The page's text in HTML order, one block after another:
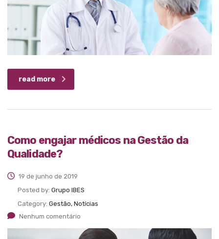
read more
Como engajar médicos na Gestão da
Qualidade?
19 de junho de 2019
Posted by: Grupo IBES
Category: Gestão, Notícias
Nenhum comentário